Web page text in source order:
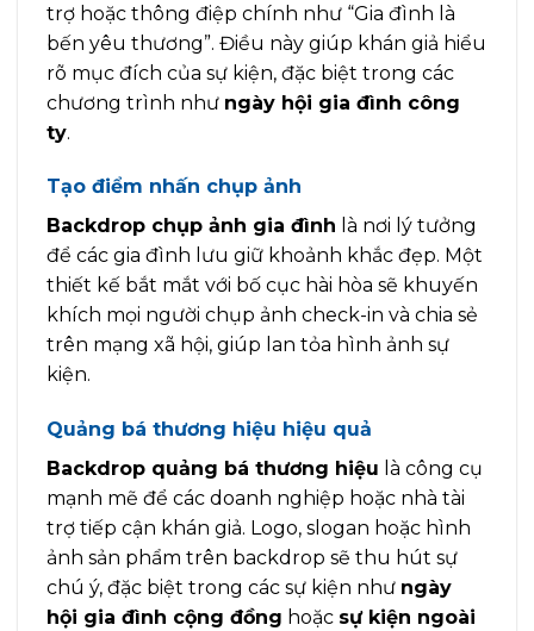
trợ hoặc thông điệp chính như “Gia đình là
bến yêu thương”. Điều này giúp khán giả hiểu
rõ mục đích của sự kiện, đặc biệt trong các
chương trình như ngày hội gia đình công
ty.
Tạo điểm nhấn chụp ảnh
Backdrop chụp ảnh gia đình là nơi lý tưởng
để các gia đình lưu giữ khoảnh khắc đẹp. Một
thiết kế bắt mắt với bố cục hài hòa sẽ khuyến
khích mọi người chụp ảnh check-in và chia sẻ
trên mạng xã hội, giúp lan tỏa hình ảnh sự
kiện.
Quảng bá thương hiệu hiệu quả
Backdrop quảng bá thương hiệu là công cụ
mạnh mẽ để các doanh nghiệp hoặc nhà tài
trợ tiếp cận khán giả. Logo, slogan hoặc hình
ảnh sản phẩm trên backdrop sẽ thu hút sự
chú ý, đặc biệt trong các sự kiện như ngày
hội gia đình cộng đồng hoặc sự kiện ngoài